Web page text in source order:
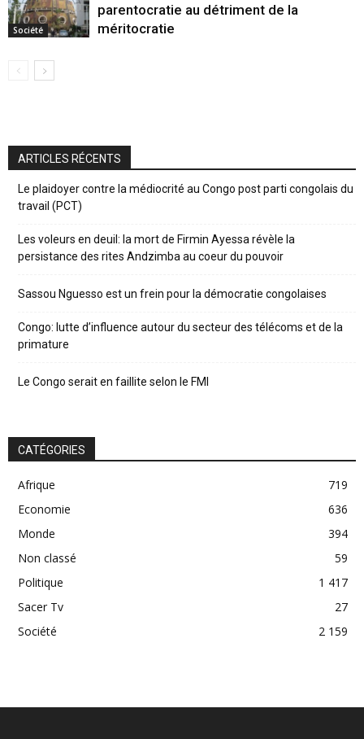
Société
parentocratie au détriment de la
méritocratie
ARTICLES RÉCENTS
Le plaidoyer contre la médiocrité au Congo post parti congolais du
travail (PCT)
Les voleurs en deuil: la mort de Firmin Ayessa révèle la
persistance des rites Andzimba au coeur du pouvoir
Sassou Nguesso est un frein pour la démocratie congolaises
Congo: lutte d’influence autour du secteur des télécoms et de la
primature
Le Congo serait en faillite selon le FMI
CATÉGORIES
Afrique
719
Economie
636
Monde
394
Non classé
59
Politique
1 417
Sacer Tv
27
Société
2 159